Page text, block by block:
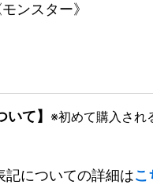
ンスター》
いて】 ※初めて購入され
についての詳細はこ